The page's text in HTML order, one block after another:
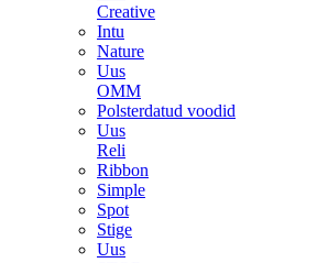
Creative
Intu
Nature
Uus
OMM
Polsterdatud voodid
Uus
Reli
Ribbon
Simple
Spot
Stige
Uus